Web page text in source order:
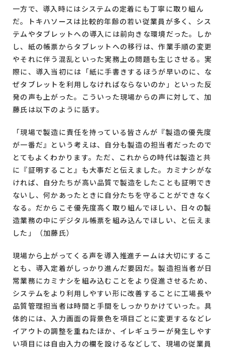
一方で、導入時にはシステムの定着にも丁寧に取り組ん
だ。トキハソースは比較的年齢の若い従業員が多く、シス
テムやタブレットへの導入には前向きな環境だった。しか
し、紙の帳票からタブレットへの移行は、作業手順の変更
やそれに伴う混乱といった実務上の問題も生じさせる。実
際に、導入当初には「紙に手書きするほうが早いのに、な
ぜタブレットを利用しなければならないのか」といった反
発の声も上がった。こういった現場からの声に対して、加
藤氏は以下のように話す。
「現場で製造に責任を持っている皆さんが『製造の優先度
が一番だ』という考えは、自分も製造の担当者だったので
とてもよくわかります。ただ、これからの時代は製造と共
に『証明すること』も大事だと伝えました。カミナシがな
ければ、自分たちが高い品質で製造をしたことも証明でき
ないし、何かあったときに自分たちを守ることができなく
なる。だからこそ優先度高く取り組んでほしい、日々の製
造業務の中にデジタル帳票を組み込んでほしい、と伝えま
した」（加藤氏）
現場から上がってくる声を導入推進チームは大切にするこ
とも、導入定着がしっかり進んだ要因だ。製造担当者が日
常業務にカミナシを組み込むことをより促進させるため、
システムをより利用しやすい形に改善することに工場長や
品質管理担当者は時間と手間をしっかりかけていった。具
体的には、入力画面の背景色を項目ごとに変更するなどレ
イアウトの調整を重ねたほか、イレギュラーが発生しやす
い項目には自由入力の欄を設けるなどして、現場の従業員